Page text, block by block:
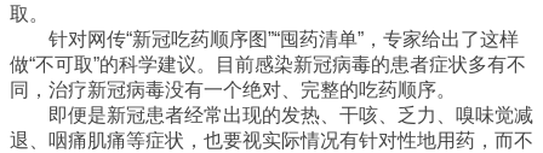
取。
针对网传“新冠吃药顺序图”“囤药清单”，专家给出了这样
做“不可取”的科学建议。目前感染新冠病毒的患者症状多有不
同，治疗新冠病毒没有一个绝对、完整的吃药顺序。
即便是新冠患者经常出现的发热、干咳、乏力、嗅味觉减
退、咽痛肌痛等症状，也要视实际情况有针对性地用药，而不